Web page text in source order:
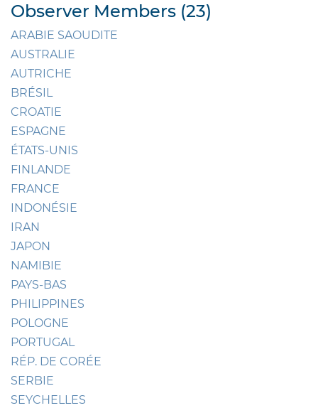
Observer Members (23)
ARABIE SAOUDITE
AUSTRALIE
AUTRICHE
BRÉSIL
CROATIE
ESPAGNE
ÉTATS-UNIS
FINLANDE
FRANCE
INDONÉSIE
IRAN
JAPON
NAMIBIE
PAYS-BAS
PHILIPPINES
POLOGNE
PORTUGAL
RÉP. DE CORÉE
SERBIE
SEYCHELLES